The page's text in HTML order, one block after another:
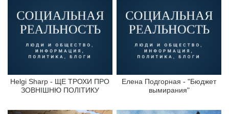
Helgi Sharp - ЩЕ ТРОХИ ПРО
ЗОВНІШНЮ ПОЛІТИКУ
Елена Подгорная - "Бюджет
вымирания"